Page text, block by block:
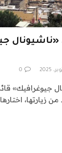
«ناشيونال
0